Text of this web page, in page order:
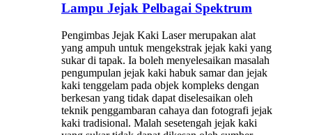
Lampu Jejak Pelbagai Spektrum
Pengimbas Jejak Kaki Laser merupakan alat
yang ampuh untuk mengekstrak jejak kaki yang
sukar di tapak. Ia boleh menyelesaikan masalah
pengumpulan jejak kaki habuk samar dan jejak
kaki tenggelam pada objek kompleks dengan
berkesan yang tidak dapat diselesaikan oleh
teknik penggambaran cahaya dan fotografi jejak
kaki tradisional. Malah sesetengah jejak kaki